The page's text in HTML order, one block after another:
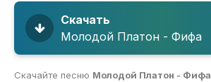
Скачать
Молодой Платон - Фифа
Скачайте песню Молодой Платон - Фифа